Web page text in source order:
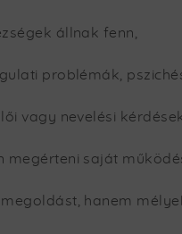
állnak fenn,
problémák,
vagy nevelési
megérteni saját
hanem